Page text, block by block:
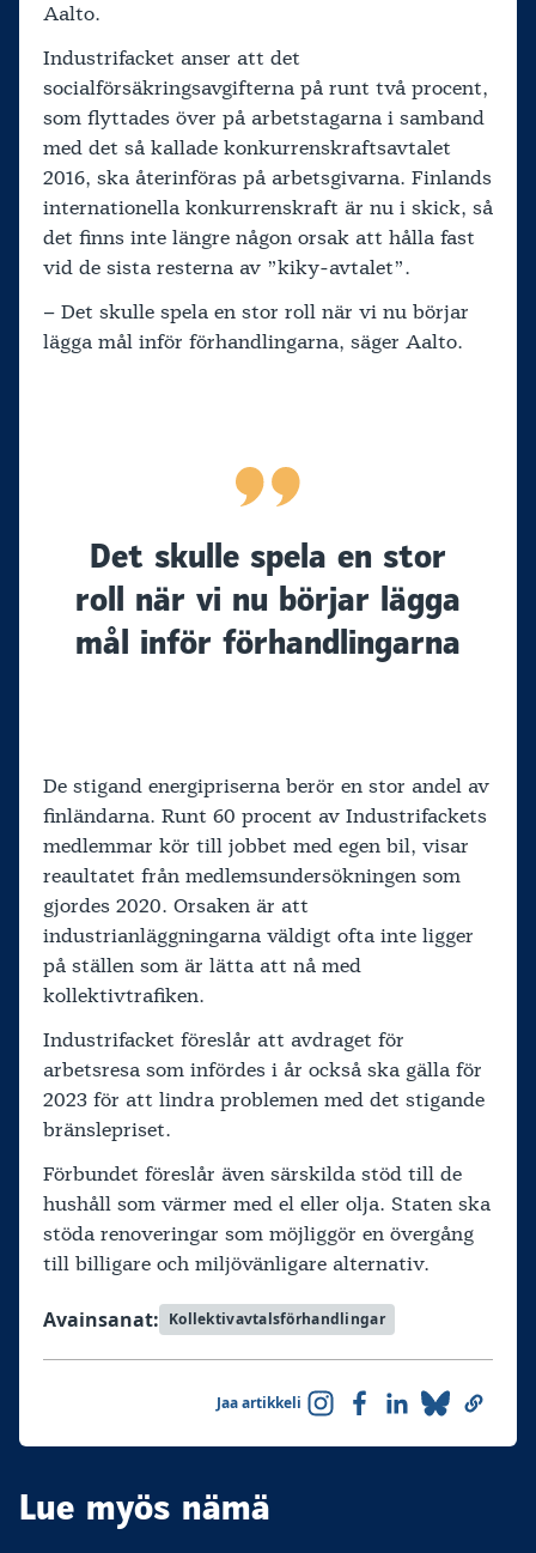
Aalto.
Industrifacket anser att det
socialförsäkringsavgifterna på runt två procent,
som flyttades över på arbetstagarna i samband
med det så kallade konkurrenskraftsavtalet
2016, ska återinföras på arbetsgivarna. Finlands
internationella konkurrenskraft är nu i skick, så
det finns inte längre någon orsak att hålla fast
vid de sista resterna av ”kiky-avtalet”.
– Det skulle spela en stor roll när vi nu börjar
lägga mål inför förhandlingarna, säger Aalto.
Det skulle spela en stor
roll när vi nu börjar lägga
mål inför förhandlingarna
De stigand energipriserna berör en stor andel av
finländarna. Runt 60 procent av Industrifackets
medlemmar kör till jobbet med egen bil, visar
reaultatet från medlemsundersökningen som
gjordes 2020. Orsaken är att
industrianläggningarna väldigt ofta inte ligger
på ställen som är lätta att nå med
kollektivtrafiken.
Industrifacket föreslår att avdraget för
arbetsresa som infördes i år också ska gälla för
2023 för att lindra problemen med det stigande
bränslepriset.
Förbundet föreslår även särskilda stöd till de
hushåll som värmer med el eller olja. Staten ska
stöda renoveringar som möjliggör en övergång
till billigare och miljövänligare alternativ.
Avainsanat: Kollektivavtalsförhandlingar
Jaa artikkeli
Lue myös nämä